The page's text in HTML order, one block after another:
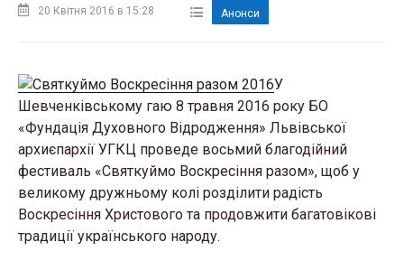
20 Квітня 2016 в 15:28 Анонси
У
Шевченківському гаю 8 травня 2016 року БО
«Фундація Духовного Відродження» Львівської
архиєпархії УГКЦ проведе восьмий благодійний
фестиваль «Святкуймо Воскресіння разом», щоб у
великому дружньому колі розділити радість
Воскресіння Христового та продовжити багатовікові
традиції українського народу.